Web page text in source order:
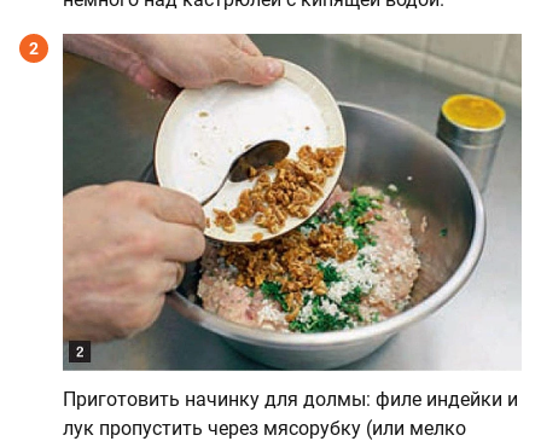
2
Приготовить начинку для долмы: филе индейки и
лук пропустить через мясорубку (или мелко